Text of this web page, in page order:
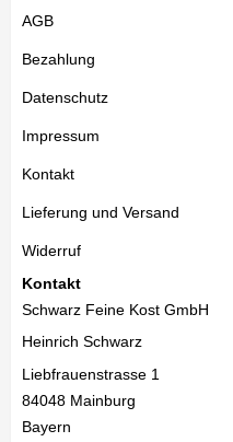
AGB
Bezahlung
Datenschutz
Impressum
Kontakt
Lieferung und Versand
Widerruf
Kontakt
Schwarz Feine Kost GmbH
Heinrich Schwarz
Liebfrauenstrasse 1
84048 Mainburg
Bayern